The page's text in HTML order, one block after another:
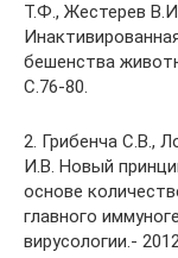
Т.Ф., Жестерев
бешенства
С.76-80.
2. Грибенча С.В.,
И.В. Новый
основе
главного
вирусологии.-